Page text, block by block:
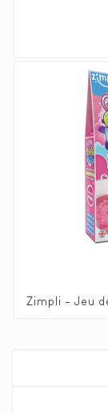
Zimpli - Jeu